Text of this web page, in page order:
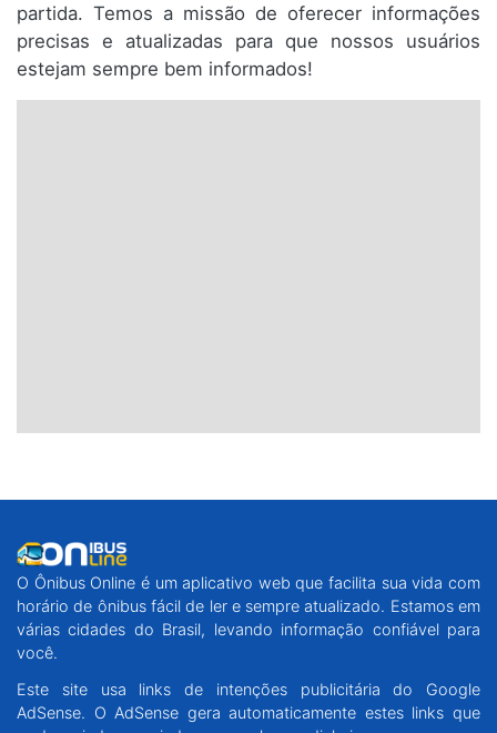
partida. Temos a missão de oferecer informações
precisas e atualizadas para que nossos usuários
estejam sempre bem informados!
O Ônibus Online é um aplicativo web que facilita sua vida com
horário de ônibus fácil de ler e sempre atualizado. Estamos em
várias cidades do Brasil, levando informação confiável para
você.
Este site usa links de intenções publicitária do Google
AdSense. O AdSense gera automaticamente estes links que